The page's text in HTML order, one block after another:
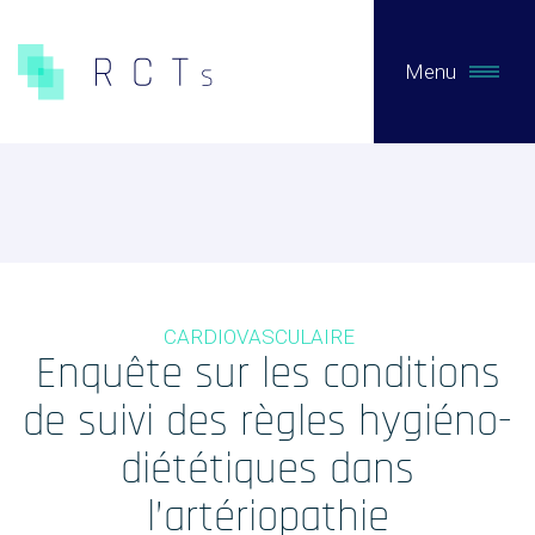
Menu
Études Post-Autorisation sur données primaires
Études sur données secondaires (RNIPH)
Accès précoce / compassionnel
Evaluation clinique des DMs / Conseil règlementaire
Biotech / Medtech
CARDIOVASCULAIRE
Enquête sur les conditions
de suivi des règles hygiéno-
diététiques dans
l’artériopathie